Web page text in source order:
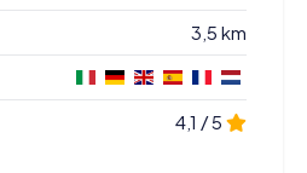
3,5 km
4,1 / 5